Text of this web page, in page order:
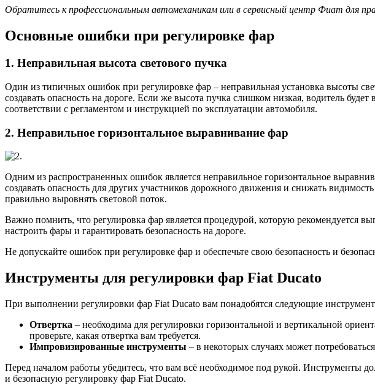
Обратитесь к профессиональным автомеханикам или в сервисный центр Фиат для
Основные ошибки при регулировке фар
1. Неправильная высота светового пучка
Один из типичных ошибок при регулировке фар – неправильная установка высоты
создавать опасность на дороге. Если же высота пучка слишком низкая, водитель
соответствии с регламентом и инструкцией по эксплуатации автомобиля.
2. Неправильное горизонтальное выравнивание фар
Одним из распространенных ошибок является неправильное горизонтальное
создавать опасность для других участников дорожного движения и снижать
правильно выровнять световой поток.
Важно помнить, что регулировка фар является процедурой, которую рекомендуется
настроить фары и гарантировать безопасность на дороге.
Не допускайте ошибок при регулировке фар и обеспечьте свою безопасность и
Инструменты для регулировки фар Fiat Ducato
При выполнении регулировки фар Fiat Ducato вам понадобятся следующие
Отвертка – необходима для регулировки горизонтальной и вертикальной
проверьте, какая отвертка вам требуется.
Импровизированные инструменты – в некоторых случаях может
Перед началом работы убедитесь, что вам всё необходимое под рукой. Инструменты
и безопасную регулировку фар Fiat Ducato.